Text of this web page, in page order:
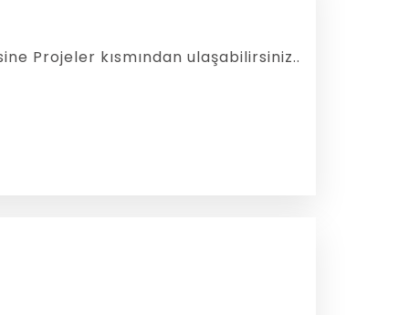
Projeler kısmından ulaşabilirsiniz..